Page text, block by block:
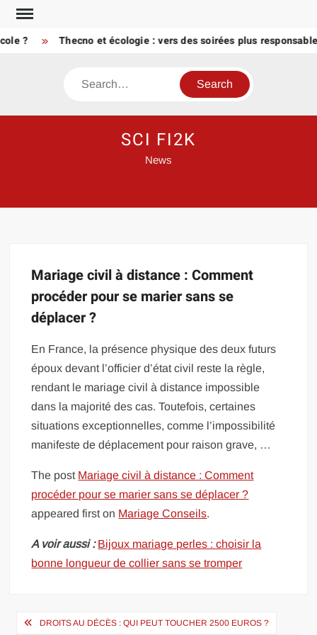
Skip
content
? Thecno et écologie : vers des soirées plus
Search
SCI FI2K
News
Mariage civil à distance : Comment
procéder pour se marier sans se
déplacer ?
En France, la présence physique des deux futurs
époux devant l’officier d’état civil reste la règle,
rendant le mariage civil à distance impossible
dans la majorité des cas. Toutefois, certaines
situations exceptionnelles, comme l’impossibilité
manifeste de déplacement pour raison grave, …
The post Mariage civil à distance : Comment
procéder pour se marier sans se déplacer ?
appeared first on Mariage Conseils.
A voir aussi : Bijoux mariage perles : choisir la
bonne longueur de collier sans se tromper
Navigation
DROITS AU DÉCÈS : QUI PEUT TOUCHER 2500 EUROS ?